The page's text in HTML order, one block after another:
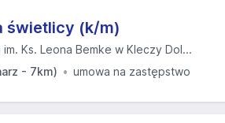
świetlicy (k/m)
Ks. Leona Bemke w Kleczy Dol...
- 7km)
umowa na zastępstwo